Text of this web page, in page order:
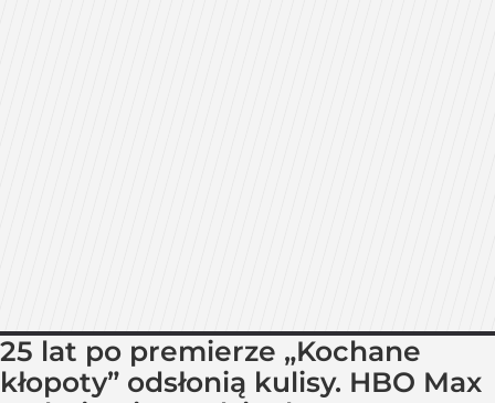
25 lat po premierze „Kochane
kłopoty” odsłonią kulisy. HBO Max